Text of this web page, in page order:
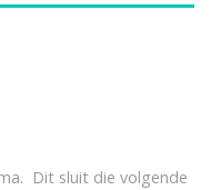
Dit sluit die volgende